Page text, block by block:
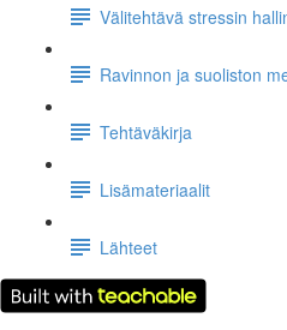
Välitehtävä stressin
Ravinnon ja suoliston
Tehtäväkirja
Lisämateriaalit
Lähteet